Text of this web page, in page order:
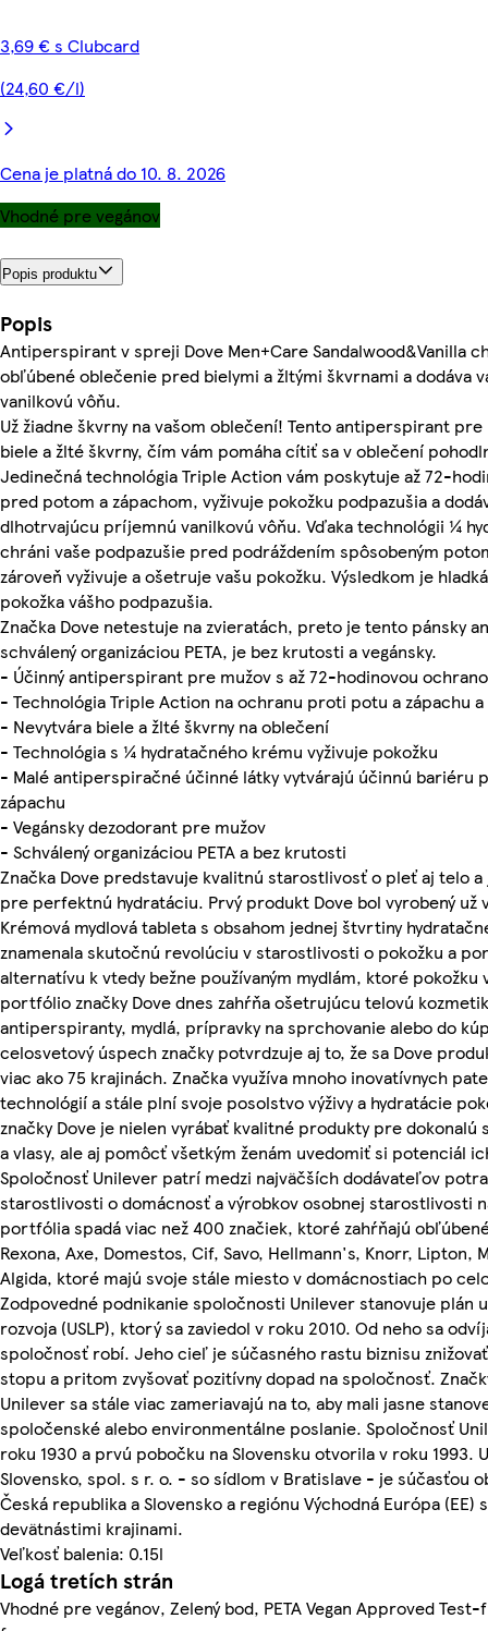
3,69 € s Clubcard
(24,60 €/l)
Cena je platná do 10. 8. 2026
Vhodné pre vegánov
Popis produktu
Popis
Antiperspirant v spreji Dove Men+Care Sandalwood&Vanilla
obľúbené oblečenie pred bielymi a žltými škvrnami a dodáva
vanilkovú vôňu.
Už žiadne škvrny na vašom oblečení! Tento antiperspirant
biele a žlté škvrny, čím vám pomáha cítiť sa v oblečení
Jedinečná technológia Triple Action vám poskytuje až 72-
pred potom a zápachom, vyživuje pokožku podpazušia a
dlhotrvajúcu príjemnú vanilkovú vôňu. Vďaka technológii ¼
chráni vaše podpazušie pred podráždením spôsobeným
zároveň vyživuje a ošetruje vašu pokožku. Výsledkom je
pokožka vášho podpazušia.
Značka Dove netestuje na zvieratách, preto je tento pánsky
schválený organizáciou PETA, je bez krutosti a vegánsky.
- Účinný antiperspirant pre mužov s až 72-hodinovou
- Technológia Triple Action na ochranu proti potu a zápachu
- Nevytvára biele a žlté škvrny na oblečení
- Technológia s ¼ hydratačného krému vyživuje pokožku
- Malé antiperspiračné účinné látky vytvárajú účinnú bariéru
zápachu
- Vegánsky dezodorant pre mužov
- Schválený organizáciou PETA a bez krutosti
Značka Dove predstavuje kvalitnú starostlivosť o pleť aj telo a
pre perfektnú hydratáciu. Prvý produkt Dove bol vyrobený už
Krémová mydlová tableta s obsahom jednej štvrtiny
znamenala skutočnú revolúciu v starostlivosti o pokožku a
alternatívu k vtedy bežne používaným mydlám, ktoré pokožku
portfólio značky Dove dnes zahŕňa ošetrujúcu telovú
antiperspiranty, mydlá, prípravky na sprchovanie alebo do
celosvetový úspech značky potvrdzuje aj to, že sa Dove
viac ako 75 krajinách. Značka využíva mnoho inovatívnych
technológií a stále plní svoje posolstvo výživy a hydratácie
značky Dove je nielen vyrábať kvalitné produkty pre
a vlasy, ale aj pomôcť všetkým ženám uvedomiť si potenciál
Spoločnosť Unilever patrí medzi najväčších dodávateľov
starostlivosti o domácnosť a výrobkov osobnej starostlivosti
portfólia spadá viac než 400 značiek, ktoré zahŕňajú
Rexona, Axe, Domestos, Cif, Savo, Hellmann's, Knorr, Lipton,
Algida, ktoré majú svoje stále miesto v domácnostiach po
Zodpovedné podnikanie spoločnosti Unilever stanovuje plán
rozvoja (USLP), ktorý sa zaviedol v roku 2010. Od neho sa
spoločnosť robí. Jeho cieľ je súčasného rastu biznisu
stopu a pritom zvyšovať pozitívny dopad na spoločnosť.
Unilever sa stále viac zameriavajú na to, aby mali jasne
spoločenské alebo environmentálne poslanie. Spoločnosť
roku 1930 a prvú pobočku na Slovensku otvorila v roku 1993.
Slovensko, spol. s r. o. - so sídlom v Bratislave - je súčasťou
Česká republika a Slovensko a regiónu Východná Európa (EE)
devätnástimi krajinami.
Veľkosť balenia: 0.15l
Logá tretích strán
Vhodné pre vegánov, Zelený bod, PETA Vegan Approved